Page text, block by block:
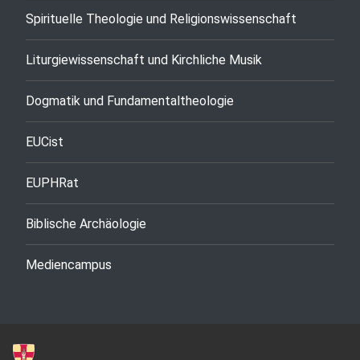
Spirituelle Theologie und Religionswissenschaft
Liturgiewissenschaft und Kirchliche Musik
Dogmatik und Fundamentaltheologie
EUCist
EUPHRat
Biblische Archäologie
Mediencampus